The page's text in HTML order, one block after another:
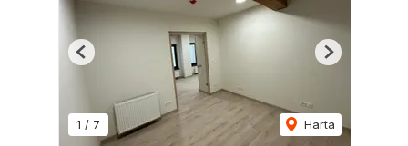
1 / 7 Harta
Previous Next